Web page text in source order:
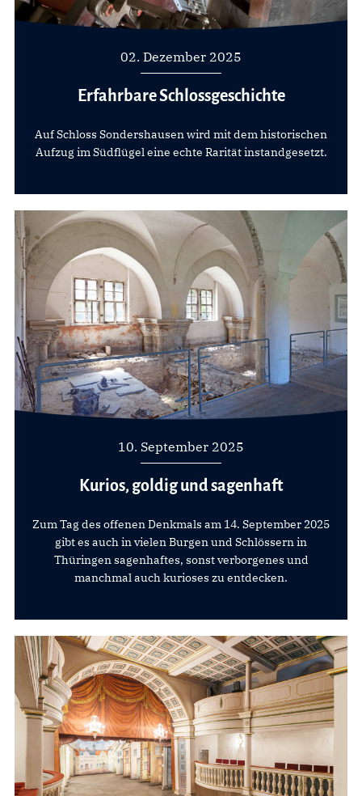
02. Dezember 2025
Erfahrbare Schlossgeschichte
Auf Schloss Sondershausen wird mit dem historischen
Aufzug im Südflügel eine echte Rarität instandgesetzt.
10. September 2025
Kurios, goldig und sagenhaft
Zum Tag des offenen Denkmals am 14. September 2025
gibt es auch in vielen Burgen und Schlössern in
Thüringen sagenhaftes, sonst verborgenes und
manchmal auch kurioses zu entdecken.